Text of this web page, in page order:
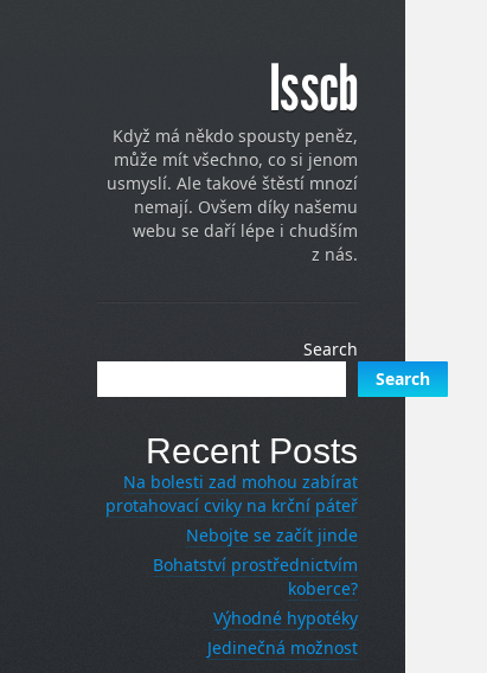
Isscb
Když má někdo spousty peněz,
může mít všechno, co si jenom
usmyslí. Ale takové štěstí mnozí
nemají. Ovšem díky našemu
webu se daří lépe i chudším
z nás.
Search
Search
Recent Posts
Na bolesti zad mohou zabírat
protahovací cviky na krční páteř
Nebojte se začít jinde
Bohatství prostřednictvím
koberce?
Výhodné hypotéky
Jedinečná možnost